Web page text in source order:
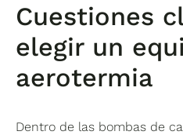
Cuestiones
elegir un
aerotermia
Dentro de las bombas de